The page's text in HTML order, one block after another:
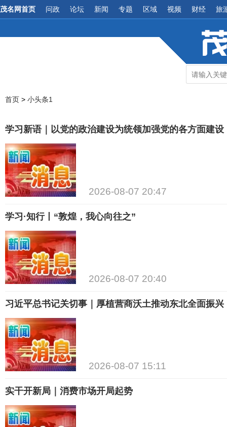
茂名网首页 问政 论坛 新闻 专题 区域 视频 财经 旅
首页 > 小头条1
学习新语｜以党的政治建设为统领加强党的各方面建设
2026-08-07 20:47
学习·知行丨“敦煌，我心向往之”
2026-08-07 20:40
习近平总书记关切事｜厚植营商沃土推动东北全面振兴
2026-08-07 15:11
实干开新局｜消费市场开局起势